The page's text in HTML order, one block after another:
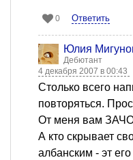
0 Ответить
Юлия
Дебютант
4 декабря 2007 в 00:43
Столько всего
повторяться.
От меня вам
А кто скрывает
албанским - эт